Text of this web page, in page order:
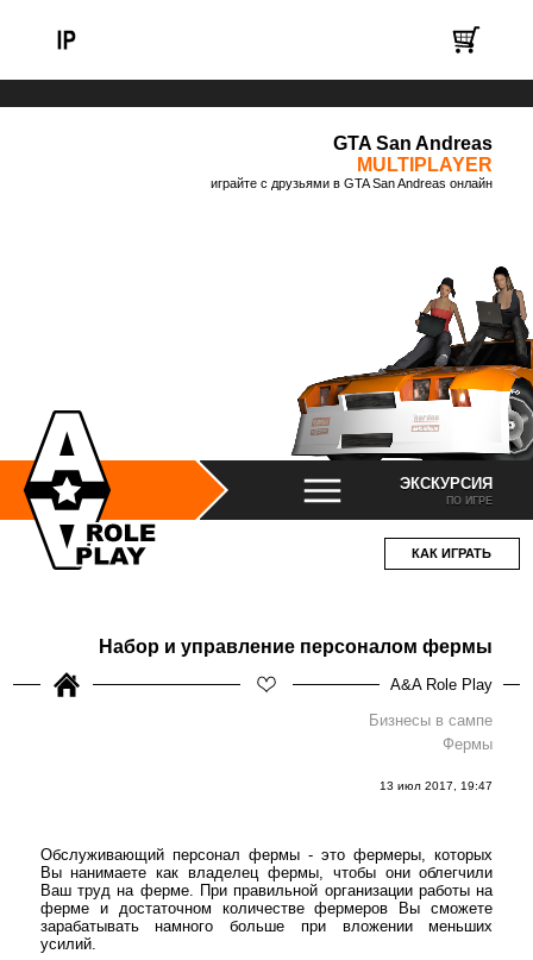
GTA San Andreas
MULTIPLAYER
играйте с друзьями в GTA San Andreas онлайн
ЭКСКУРСИЯ
ПО ИГРЕ
КАК ИГРАТЬ
Набор и управление персоналом фермы
A&A Role Play
Бизнесы в сампе
Фермы
13 июл 2017, 19:47
Обслуживающий персонал фермы - это фермеры, которых
Вы нанимаете как владелец фермы, чтобы они облегчили
Ваш труд на ферме. При правильной организации работы на
ферме и достаточном количестве фермеров Вы сможете
зарабатывать намного больше при вложении меньших
усилий.